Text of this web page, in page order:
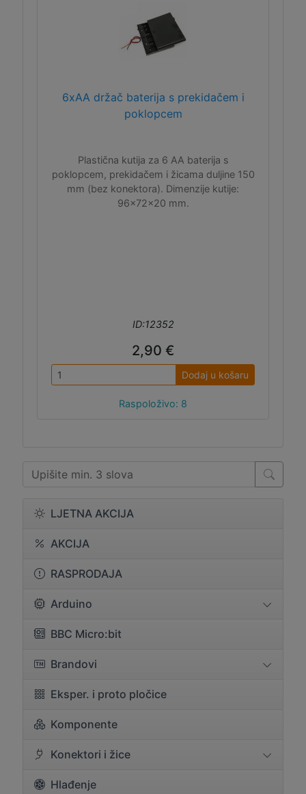
LJETNA AKCIJA
AKCIJA
RASPRODAJA
Arduino
BBC Micro:bit
Brandovi
Eksper. i proto pločice
Komponente
Konektori i žice
Hlađenje
6xAA držač baterija s prekidačem i
poklopcem
Plastična kutija za 6 AA baterija s
poklopcem, prekidačem i žicama duljine 150
mm (bez konektora). Dimenzije kutije:
96x72x20 mm.
ID:12352
2,90 €
Dodaj u košaru
Raspoloživo: 8